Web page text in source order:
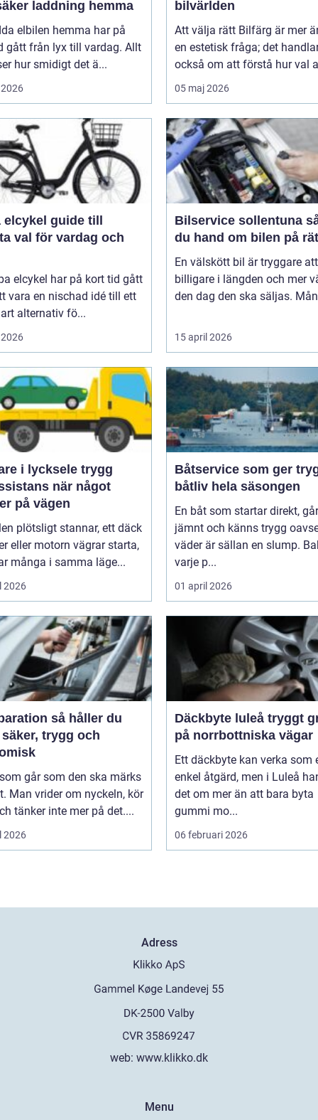
laddning hemma
elbilen hemma har på
gått från lyx till vardag. Allt
hur smidigt det ä...
bilvärlden
Att välja rätt Bilfärg är mer
en estetisk fråga; det
också om att förstå hur val
05 maj 2026
guide till
val för vardag och
elcykel har på kort tid gått
vara en nischad idé till ett
alternativ fö...
Bilservice sollentuna så tar
du hand om bilen på
En välskött bil är tryggare
billigare i längden och mer
den dag den ska säljas.
15 april 2026
i lycksele trygg
när något
på vägen
plötsligt stannar, ett däck
eller motorn vägrar starta,
många i samma läge...
2026
Båtservice som ger
båtliv hela säsongen
En båt som startar direkt, går
jämnt och känns trygg
väder är sällan en slump.
varje p...
01 april 2026
så håller du
trygg och
går som den ska märks
Man vrider om nyckeln, kör
tänker inte mer på det....
2026
Däckbyte luleå tryggt grepp
på norrbottniska vägar
Ett däckbyte kan verka som
enkel åtgärd, men i Luleå
det om mer än att bara byta
gummi mo...
06 februari 2026
Adress
web: www.klikko.dk
Menu